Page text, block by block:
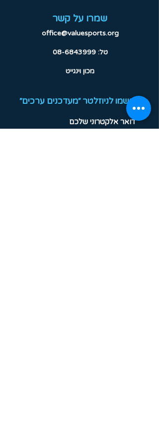
שמרו על קשר
office@valuesports.org
טל:08-6843999
מכון וינגייט
הרשמו לניוזלטר ״מעדכנים ערכים״